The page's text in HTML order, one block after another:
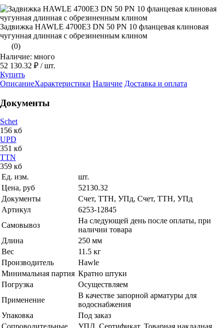
Задвижка HAWLE 4700Е3 DN 50 PN 10 фланцевая клиновая
чугунная длинная с обрезиненным клином
(0)
Наличие: много
52 130.32 ₽ / шт.
Купить
ОписаниеХарактеристики Наличие Доставка и оплата
Документы
Schet
156 кб
UPD
351 кб
TTN
359 кб
Ед. изм.
шт.
Цена, руб
52130.32
Документы
Счет, ТТН, УПд, Счет, ТТН, УПд
Артикул
6253-12845
Самовывоз
На следующей день после оплаты, при
наличии товара
Длина
250 мм
Вес
11.5 кг
Производитель
Hawle
Минимальная партия Кратно штуки
Погрузка
Осуществляем
Применение
В качестве запорной арматуры для
водоснабжения
Упаковка
Под заказ